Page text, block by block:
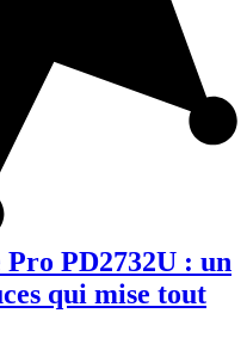
PD2732U : un
qui mise tout